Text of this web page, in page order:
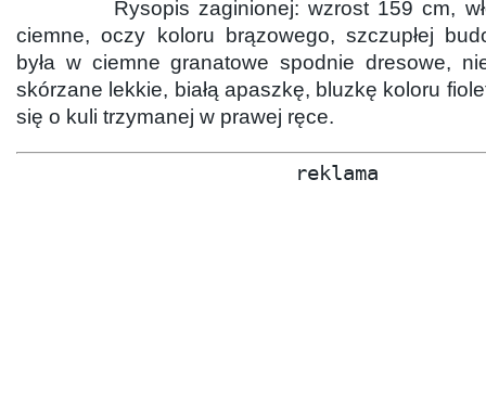
Rysopis zaginionej: wzrost 159 cm,
ciemne, oczy koloru brązowego, szczupłej
była w ciemne granatowe spodnie dresowe,
skórzane lekkie, białą apaszkę, bluzkę koloru
się o kuli trzymanej w prawej ręce.
reklama